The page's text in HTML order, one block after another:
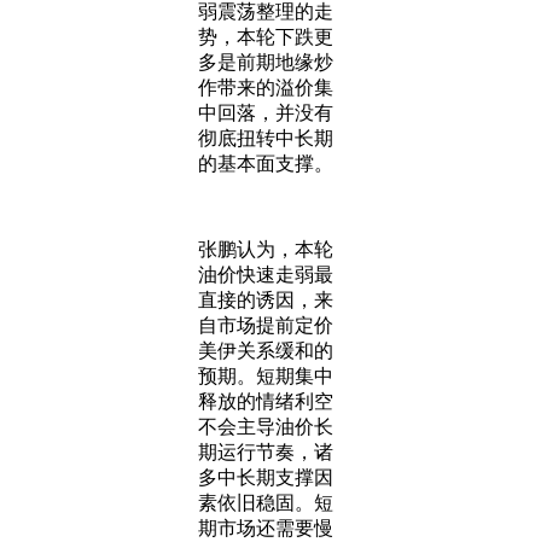
弱震荡整理的走
势，本轮下跌更
多是前期地缘炒
作带来的溢价集
中回落，并没有
彻底扭转中长期
的基本面支撑。
张鹏认为，本轮
油价快速走弱最
直接的诱因，来
自市场提前定价
美伊关系缓和的
预期。短期集中
释放的情绪利空
不会主导油价长
期运行节奏，诸
多中长期支撑因
素依旧稳固。短
期市场还需要慢